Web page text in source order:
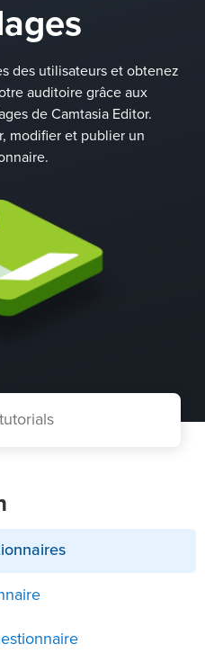
des utilisateurs et obtenez
auditoire grâce aux
de Camtasia Editor.
modifier et publier un